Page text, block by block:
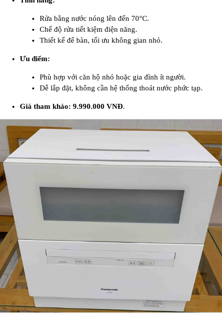
Rửa bằng nước nóng lên đến 70°C.
Chế độ rửa tiết kiệm điện năng.
Thiết kế để bàn, tối ưu không gian nhỏ.
Ưu điểm:
Phù hợp với căn hộ nhỏ hoặc gia đình ít người.
Dễ lắp đặt, không cần hệ thống thoát nước phức tạp.
Giá tham khảo: 9.990.000 VNĐ.